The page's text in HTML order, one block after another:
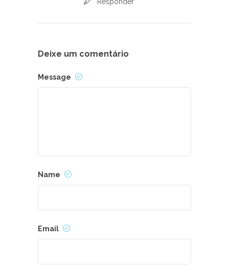
Deixe um comentário
Message
Name
Email